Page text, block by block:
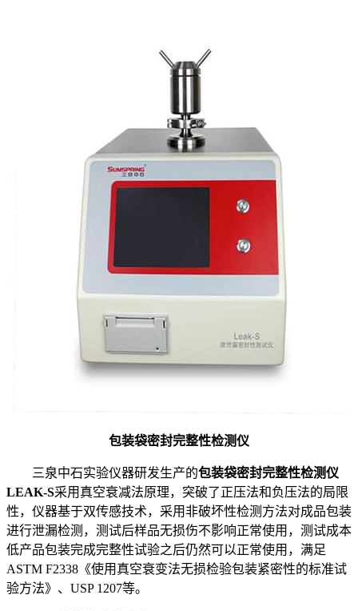
包装袋密封完整性检测仪
三泉中石实验仪器研发生产的包装袋密封完整性检测仪
LEAK-S采用真空衰减法原理，突破了正压法和负压法的局限
性，仪器基于双传感技术，采用非破坏性检测方法对成品包装
进行泄漏检测，测试后样品无损伤不影响正常使用，测试成本
低产品包装完成完整性试验之后仍然可以正常使用，满足
ASTM F2338《使用真空衰变法无损检验包装紧密性的标准试
验方法》、USP 1207等。